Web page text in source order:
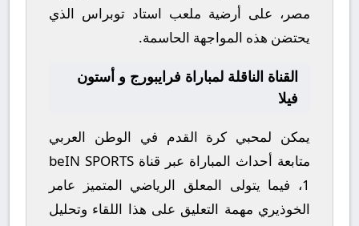
مصر، على أرضية ملعب استاد توبراس الذي
يحتضن هذه المواجهة الحاسمة.
القناة الناقلة لمباراة فرايبورج و أستون
فيلا
يمكن لمحبي كرة القدم في الوطن العربي
متابعة أحداث المباراة عبر قناة beIN SPORTS
1، فيما يتولى المعلق الرياضي المتميز عامر
الخوذيري مهمة التعليق على هذا اللقاء وتحليل